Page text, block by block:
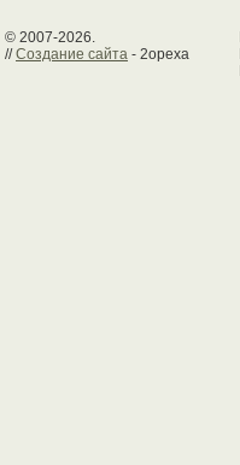
© 2007-2026.
//Создание сайта - 2opexa